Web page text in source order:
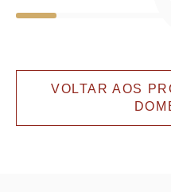
VOLTAR AOS